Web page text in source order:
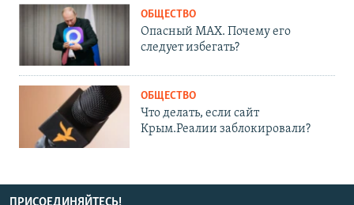
ОБЩЕСТВО
Опасный MAX. Почему его
следует избегать?
ОБЩЕСТВО
Что делать, если сайт
Крым.Реалии заблокировали?